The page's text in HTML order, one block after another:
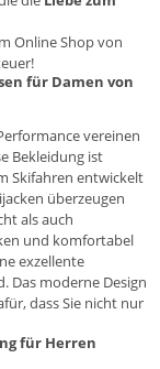
Online Shop von
für Damen von
vereinen
Bekleidung ist
Skifahren entwickelt
überzeugen
als auch
und komfortabel
exzellente
Das moderne Design
dass Sie nicht nur
für Herren